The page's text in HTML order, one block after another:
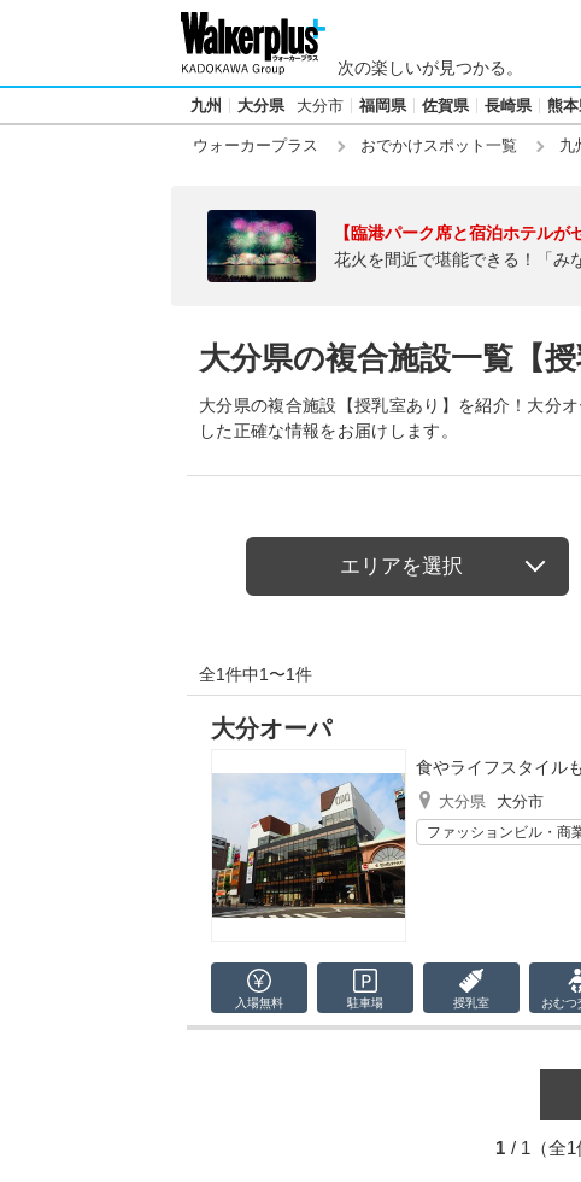
次の楽しいが見つかる。
九州 大分県 大分市 福岡県 佐賀県 長崎県 熊
ウォーカープラス おでかけスポット一覧 九
【臨港パーク席と宿泊ホテルが
花火を間近で堪能できる！「み
大分県の複合施設一覧【授
大分県の複合施設【授乳室あり】を紹介！大分
した正確な情報をお届けします。
エリアを選択
全1件中1〜1件
大分オーパ
食やライフスタイル
大分県 大分市
ファッションビル・商
入場無料 駐車場 授乳室 おむつ
1 / 1（全1